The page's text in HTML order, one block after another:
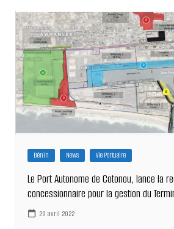
Bénin News Vie Portuaire
Le Port Autonome de Cotonou, lance la
concessionnaire pour la gestion du
29 avril 2022